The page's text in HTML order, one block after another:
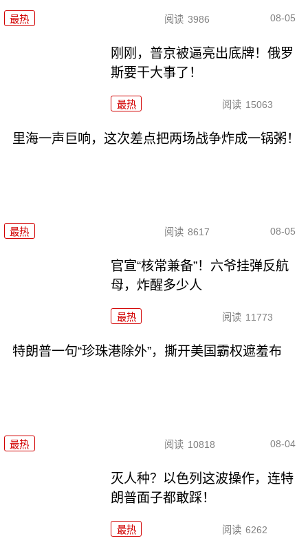
最热 阅读 3986 08-05
刚刚，普京被逼亮出底牌！俄罗
斯要干大事了！
最热 阅读 15063
里海一声巨响，这次差点把两场战争炸成一锅粥！
最热 阅读 8617 08-05
官宣“核常兼备”！六爷挂弹反航
母，炸醒多少人
最热 阅读 11773
特朗普一句“珍珠港除外”，撕开美国霸权遮羞布
最热 阅读 10818 08-04
灭人种？以色列这波操作，连特
朗普面子都敢踩！
最热 阅读 6262